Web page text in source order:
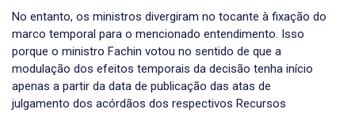
No entanto, os ministros divergiram no tocante à fixação do
marco temporal para o mencionado entendimento. Isso
porque o ministro Fachin votou no sentido de que a
modulação dos efeitos temporais da decisão tenha início
apenas a partir da data de publicação das atas de
julgamento dos acórdãos dos respectivos Recursos